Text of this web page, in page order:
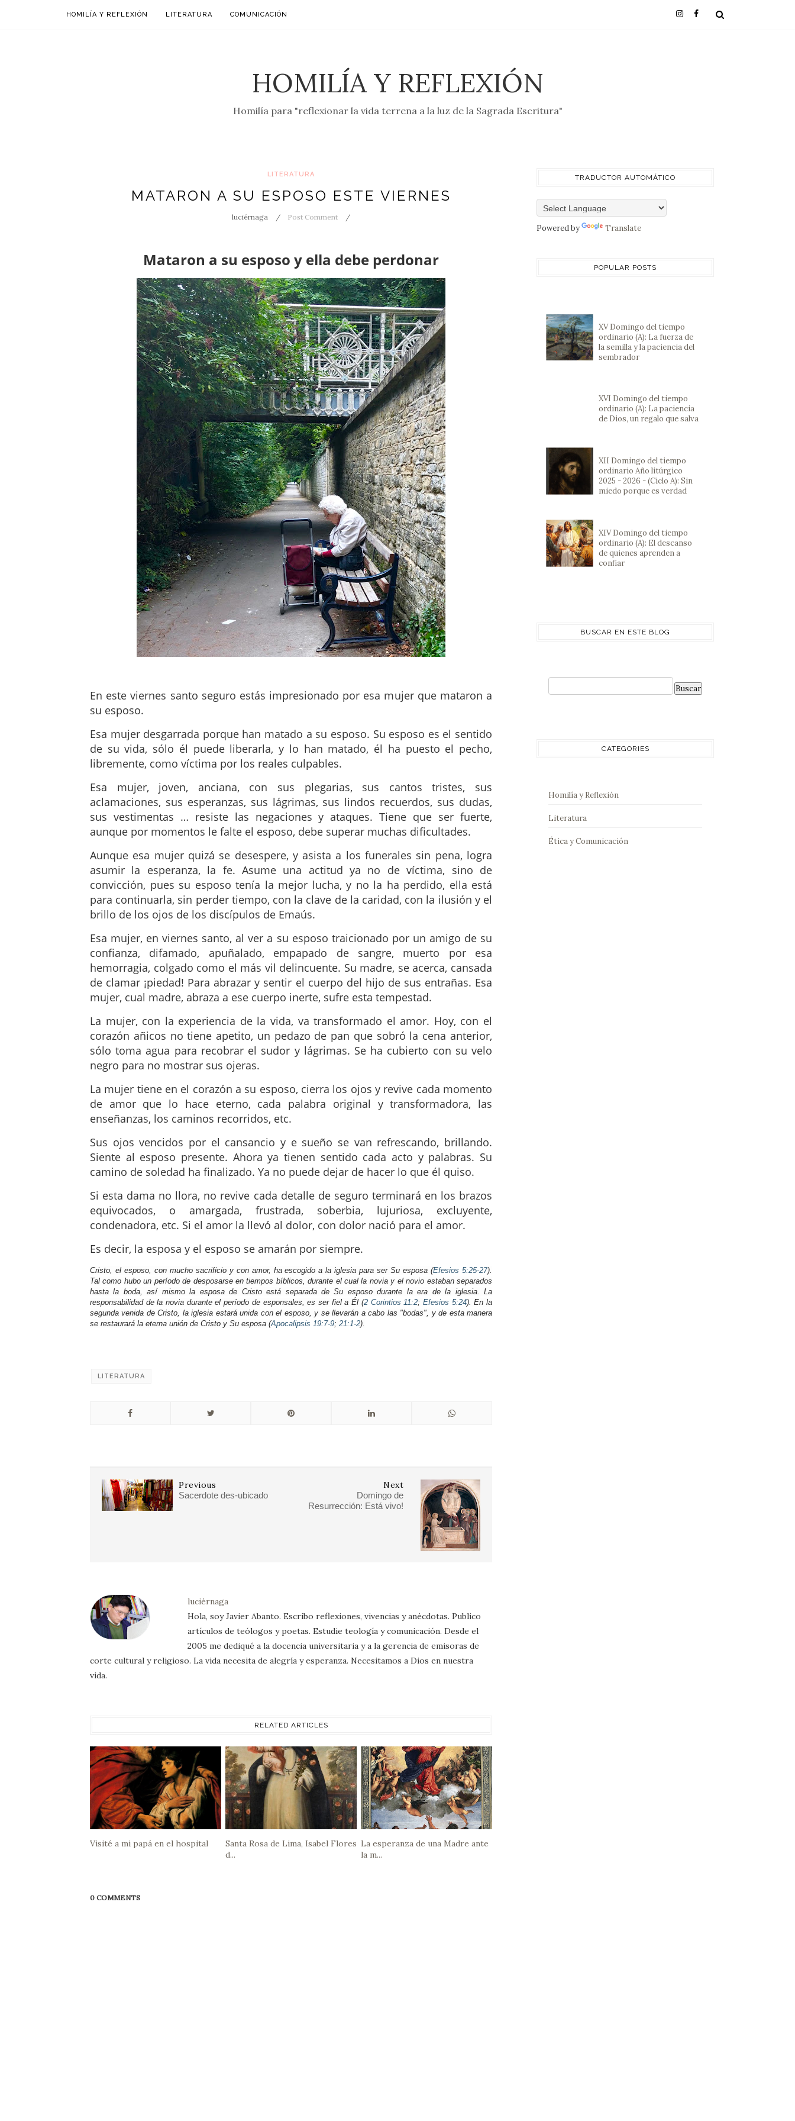
HOMILÍA Y REFLEXIÓN
Homilía para "reflexionar la vida terrena a la luz de la Sagrada Escritura"
HOMILÍA Y REFLEXIÓN LITERATURA COMUNICACIÓN
LITERATURA
MATARON A SU ESPOSO ESTE VIERNES
luciérnaga Post Comment
Mataron a su esposo y ella debe perdonar
En este viernes santo seguro estás impresionado por esa mujer que mataron a
su esposo.
Esa mujer desgarrada porque han matado a su esposo. Su esposo es el sentido
de su vida, sólo él puede liberarla, y lo han matado, él ha puesto el pecho,
libremente, como víctima por los reales culpables.
Esa mujer, joven, anciana, con sus plegarias, sus cantos tristes, sus
aclamaciones, sus esperanzas, sus lágrimas, sus lindos recuerdos, sus dudas,
sus vestimentas … resiste las negaciones y ataques. Tiene que ser fuerte,
aunque por momentos le falte el esposo, debe superar muchas dificultades.
Aunque esa mujer quizá se desespere, y asista a los funerales sin pena, logra
asumir la esperanza, la fe. Asume una actitud ya no de víctima, sino de
convicción, pues su esposo tenía la mejor lucha, y no la ha perdido, ella está
para continuarla, sin perder tiempo, con la clave de la caridad, con la ilusión y el
brillo de los ojos de los discípulos de Emaús.
Esa mujer, en viernes santo, al ver a su esposo traicionado por un amigo de su
confianza, difamado, apuñalado, empapado de sangre, muerto por esa
hemorragia, colgado como el más vil delincuente. Su madre, se acerca, cansada
de clamar ¡piedad! Para abrazar y sentir el cuerpo del hijo de sus entrañas. Esa
mujer, cual madre, abraza a ese cuerpo inerte, sufre esta tempestad.
La mujer, con la experiencia de la vida, va transformado el amor. Hoy, con el
corazón añicos no tiene apetito, un pedazo de pan que sobró la cena anterior,
sólo toma agua para recobrar el sudor y lágrimas. Se ha cubierto con su velo
negro para no mostrar sus ojeras.
La mujer tiene en el corazón a su esposo, cierra los ojos y revive cada momento
de amor que lo hace eterno, cada palabra original y transformadora, las
enseñanzas, los caminos recorridos, etc.
Sus ojos vencidos por el cansancio y e sueño se van refrescando, brillando.
Siente al esposo presente. Ahora ya tienen sentido cada acto y palabras. Su
camino de soledad ha finalizado. Ya no puede dejar de hacer lo que él quiso.
Si esta dama no llora, no revive cada detalle de seguro terminará en los brazos
equivocados, o amargada, frustrada, soberbia, lujuriosa, excluyente,
condenadora, etc. Si el amor la llevó al dolor, con dolor nació para el amor.
Es decir, la esposa y el esposo se amarán por siempre.
Cristo, el esposo, con mucho sacrificio y con amor, ha escogido a la iglesia para ser Su esposa (Efesios 5:25-27).
Tal como hubo un período de desposarse en tiempos bíblicos, durante el cual la novia y el novio estaban separados
hasta la boda, así mismo la esposa de Cristo está separada de Su esposo durante la era de la iglesia. La
responsabilidad de la novia durante el período de esponsales, es ser fiel a Él (2 Corintios 11:2; Efesios 5:24). En la
segunda venida de Cristo, la iglesia estará unida con el esposo, y se llevarán a cabo las "bodas", y de esta manera
se restaurará la eterna unión de Cristo y Su esposa (Apocalipsis 19:7-9; 21:1-2).
LITERATURA
Next
Domingo de
Resurrección: Está vivo!
Previous
Sacerdote des-ubicado
luciérnaga
Hola, soy Javier Abanto. Escribo reflexiones, vivencias y anécdotas. Publico
artículos de teólogos y poetas. Estudie teología y comunicación. Desde el
2005 me dediqué a la docencia universitaria y a la gerencia de emisoras de
corte cultural y religioso. La vida necesita de alegría y esperanza. Necesitamos a Dios en nuestra
vida.
RELATED ARTICLES
Visité a mi papá en el hospital
Santa Rosa de Lima, Isabel Flores
d...
La esperanza de una Madre ante
la m...
0 COMMENTS
TRADUCTOR AUTOMÁTICO
Powered by Translate
POPULAR POSTS
XV Domingo del tiempo
ordinario (A): La fuerza de
la semilla y la paciencia del
sembrador
XVI Domingo del tiempo
ordinario (A): La paciencia
de Dios, un regalo que salva
XII Domingo del tiempo
ordinario Año litúrgico
2025 - 2026 - (Ciclo A): Sin
miedo porque es verdad
XIV Domingo del tiempo
ordinario (A): El descanso
de quienes aprenden a
confiar
BUSCAR EN ESTE BLOG
CATEGORIES
Homilía y Reflexión
Literatura
Ética y Comunicación